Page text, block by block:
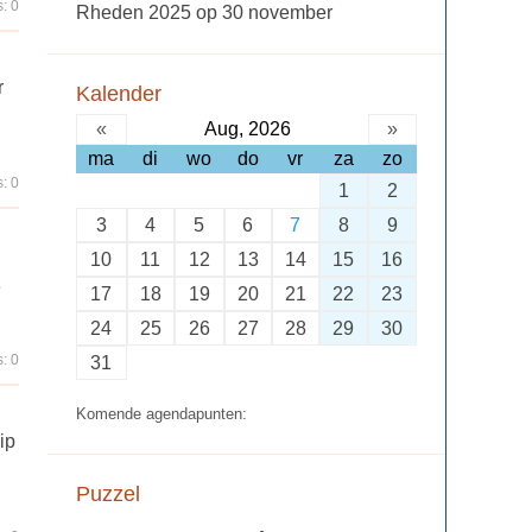
0
0
0
Rheden 2025 op 30 november
Kalender
« Aug, 2026
»
ma
di wo do vr za
zo
1
2
3
4 5 6 7 8
9
10
11 12 13 14 15
16
17
18 19 20 21 22
23
24
25 26 27 28 29
30
31
Komende agendapunten:
Puzzel